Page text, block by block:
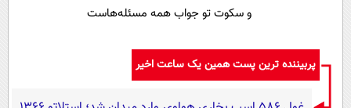
فرهنگی
حیات وحش
و سکوت تو جواب همه مسئله‌هاست
پربیننده ترین پست همین یک ساعت اخیر